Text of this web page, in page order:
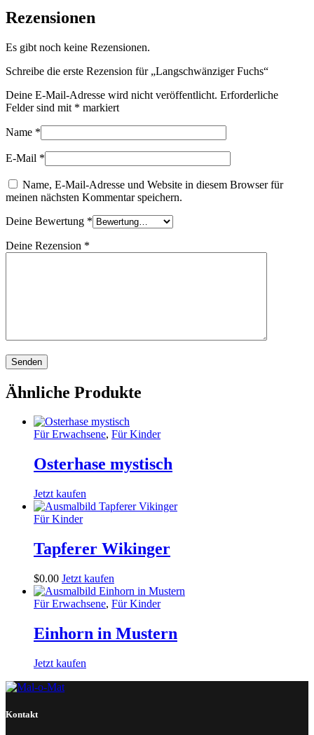
Rezensionen
Es gibt noch keine Rezensionen.
Schreibe die erste Rezension für „Langschwänziger Fuchs“
Deine E-Mail-Adresse wird nicht veröffentlicht. Erforderliche
Felder sind mit * markiert
Name *
E-Mail *
Name, E-Mail-Adresse und Website in diesem Browser für
meinen nächsten Kommentar speichern.
Deine Bewertung *
Deine Rezension *
Ähnliche Produkte
Für Erwachsene, Für Kinder
Osterhase mystisch
Jetzt kaufen
Für Kinder
Tapferer Wikinger
$0.00 Jetzt kaufen
Für Erwachsene, Für Kinder
Einhorn in Mustern
Jetzt kaufen
Kontakt